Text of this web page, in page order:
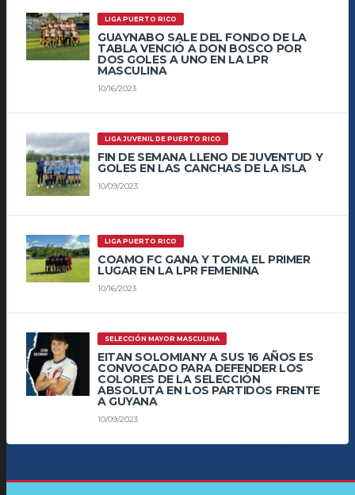
LIGA PUERTO RICO
GUAYNABO SALE DEL FONDO DE LA
TABLA VENCIÓ A DON BOSCO POR
DOS GOLES A UNO EN LA LPR
MASCULINA
10/16/2023
LIGA JUVENIL DE PUERTO RICO
FIN DE SEMANA LLENO DE JUVENTUD Y
GOLES EN LAS CANCHAS DE LA ISLA
10/09/2023
LIGA PUERTO RICO
COAMO FC GANA Y TOMA EL PRIMER
LUGAR EN LA LPR FEMENINA
10/16/2023
SELECCIÓN MAYOR MASCULINA
EITAN SOLOMIANY A SUS 16 AÑOS ES
CONVOCADO PARA DEFENDER LOS
COLORES DE LA SELECCIÓN
ABSOLUTA EN LOS PARTIDOS FRENTE
A GUYANA
10/09/2023